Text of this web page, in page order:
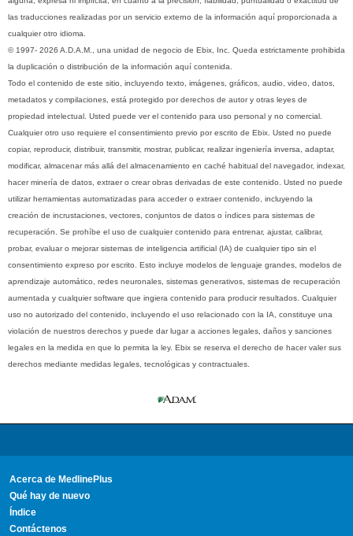
las traducciones realizadas por un servicio externo de la información aquí proporcionada a
cualquier otro idioma.
© 1997- 2026 A.D.A.M., una unidad de negocio de Ebix, Inc. Queda estrictamente prohibida
la duplicación o distribución de la información aquí contenida.
Todo el contenido de este sitio, incluyendo texto, imágenes, gráficos, audio, video, datos,
metadatos y compilaciones, está protegido por derechos de autor y otras leyes de
propiedad intelectual. Usted puede ver el contenido para uso personal y no comercial.
Cualquier otro uso requiere el consentimiento previo por escrito de Ebix. Usted no puede
copiar, reproducir, distribuir, transmitir, mostrar, publicar, realizar ingeniería inversa, adaptar,
modificar, almacenar más allá del almacenamiento en caché habitual del navegador, indexar,
hacer minería de datos, extraer o crear obras derivadas de este contenido. Usted no puede
utilizar herramientas automatizadas para acceder o extraer contenido, incluyendo la
creación de incrustaciones, vectores, conjuntos de datos o índices para sistemas de
recuperación. Se prohíbe el uso de cualquier contenido para entrenar, ajustar, calibrar,
probar, evaluar o mejorar sistemas de inteligencia artificial (IA) de cualquier tipo sin el
consentimiento expreso por escrito. Esto incluye modelos de lenguaje grandes, modelos de
aprendizaje automático, redes neuronales, sistemas generativos, sistemas de recuperación
aumentada y cualquier software que ingiera contenido para producir resultados. Cualquier
uso no autorizado del contenido, incluyendo el uso relacionado con la IA, constituye una
violación de nuestros derechos y puede dar lugar a acciones legales, daños y sanciones
legales en la medida en que lo permita la ley. Ebix se reserva el derecho de hacer valer sus
derechos mediante medidas legales, tecnológicas y contractuales.
Acerca de MedlinePlus
Qué hay de nuevo
Índice
Contáctenos